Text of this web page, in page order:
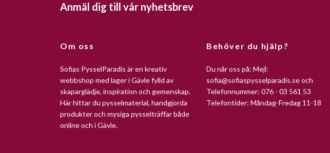
Anmäl dig till vår nyhetsbrev
Om oss
Sofias PysselParadis är en kreativ
webbshop med lager i Gävle fylld av
skaparglädje, inspiration och gemenskap.
Här hittar du pysselmaterial, handgjorda
produkter och mysiga pysselträffar både
online och i Gävle.
Behöver du hjälp?
Du når oss på: Mejl:
sofia@sofiaspysselparadis.seoch
Telefonnummer: 076 - 03 561 53
Telefontider: Måndag-Fredag 11-18